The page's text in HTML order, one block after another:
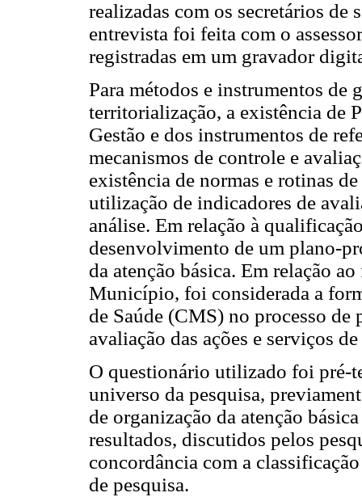
realizadas com os secretários de
entrevista foi feita com o
registradas em um gravador
Para métodos e instrumentos de
territorialização, a existência de
Gestão e dos instrumentos de
mecanismos de controle e
existência de normas e rotinas
utilização de indicadores de
análise. Em relação à
desenvolvimento de um plano-
da atenção básica. Em relação
Município, foi considerada a
de Saúde (CMS) no processo
avaliação das ações e serviços de
O questionário utilizado foi pré-
universo da pesquisa,
de organização da atenção
resultados, discutidos pelos
concordância com a
de pesquisa.